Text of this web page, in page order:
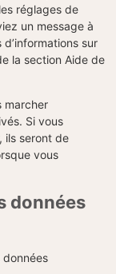
réglages de
un message à
sur
la section Aide de
marcher
Si vous
ils seront de
vous
données